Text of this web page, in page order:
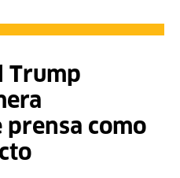
Trump
prensa como